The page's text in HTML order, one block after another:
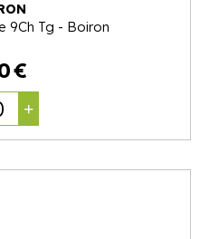
9Ch Tg - Boiron
€